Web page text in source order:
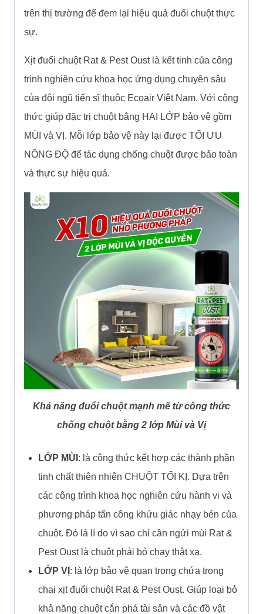
trên thị trường để đem lại hiệu quả đuổi chuột thực
sự.
Xịt đuổi chuột Rat & Pest Oust là kết tinh của công
trình nghiên cứu khoa học ứng dụng chuyên sâu
của đội ngũ tiến sĩ thuộc Ecoair Việt Nam. Với công
thức giúp đặc trị chuột bằng HAI LỚP bảo vệ gồm
MÙI và VỊ. Mỗi lớp bảo vệ này lại được TỐI ƯU
NỒNG ĐỘ để tác dụng chống chuột được bảo toàn
và thực sự hiệu quả.
Khả năng đuổi chuột mạnh mẽ từ công thức
chống chuột bằng 2 lớp Mùi và Vị
LỚP MÙI : là công thức kết hợp các thành phần
tinh chất thiên nhiên CHUỘT TỐI KỊ. Dựa trên
các công trình khoa học nghiên cứu hành vi và
phương pháp tấn công khứu giác nhạy bén của
chuột. Đó là lí do vì sao chỉ cần ngửi mùi Rat &
Pest Oust là chuột phải bỏ chạy thật xa.
LỚP VỊ : là lớp bảo vệ quan trọng chứa trong
chai xịt đuổi chuột Rat & Pest Oust. Giúp loại bỏ
khả năng chuột cắn phá tài sản và các đồ vật